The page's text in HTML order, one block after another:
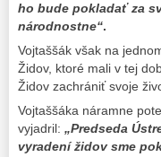
ho bude pokladať za
národnostne“.
Vojtaššák však na
Židov, ktoré mali v tej
Židov zachrániť svoje
Vojtaššáka náramne
vyjadril: „Predseda
vyradení židov sme